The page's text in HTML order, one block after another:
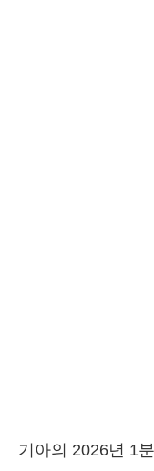
기아의 2026년 1